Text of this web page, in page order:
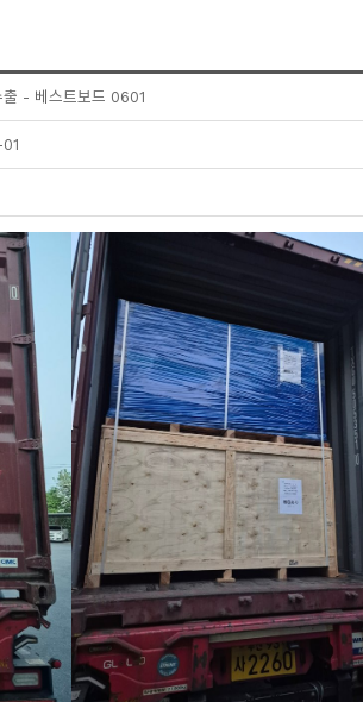
- 베스트보드 0601